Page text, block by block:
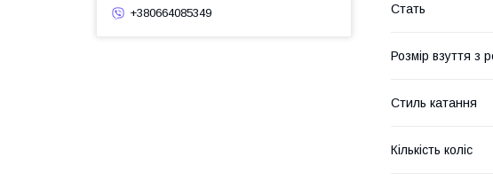
Стать
Розмір взуття з
Стиль катання
Кількість коліс
+380664085349